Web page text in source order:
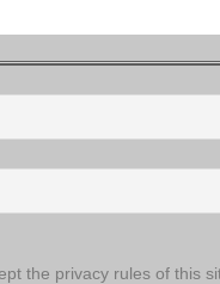
the privacy rules of this